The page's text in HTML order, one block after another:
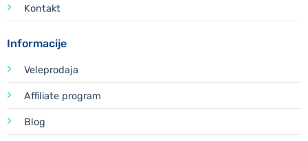
Kontakt
Informacije
Veleprodaja
Affiliate program
Blog